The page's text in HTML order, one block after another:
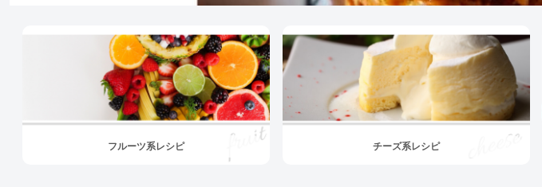
フルーツ系レシピ チーズ系レシピ